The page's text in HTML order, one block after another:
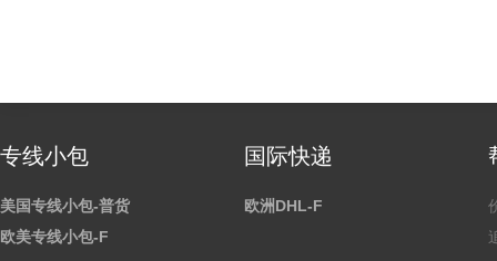
专线小包
美国专线小包-普货
欧美专线小包-F
国际快递
欧洲DHL-F